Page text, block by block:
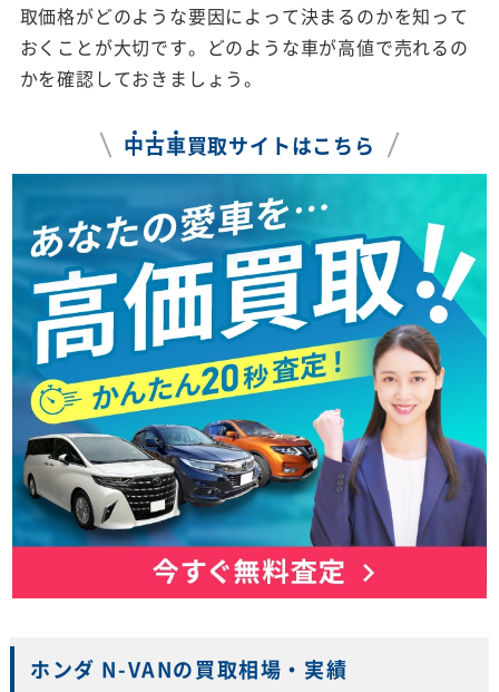
取価格がどのような要因によって決まるのかを知って
おくことが大切です。どのような車が高値で売れるの
かを確認しておきましょう。
中古車買取サイトはこちら
ホンダ N-VANの買取相場・実績